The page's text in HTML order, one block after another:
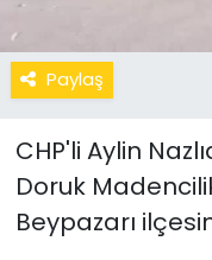
Paylaş
CHP'li Aylin
Doruk
Beypazarı